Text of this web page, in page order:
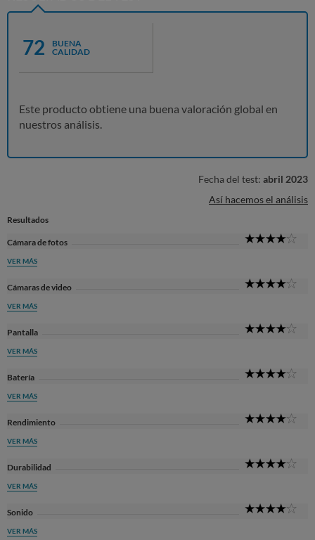
72
BUENA
CALIDAD
Este producto obtiene una buena valoración global en
nuestros análisis.
Fecha del test: abril 2023
Así hacemos el análisis
Resultados
Cámara de fotos
VER MÁS
Cámaras de video
VER MÁS
Pantalla
VER MÁS
Batería
VER MÁS
Rendimiento
VER MÁS
Durabilidad
VER MÁS
Sonido
VER MÁS